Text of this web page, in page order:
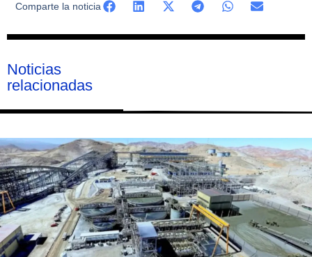
Comparte la noticia
Noticias
relacionadas
Página
Página
Página
Página
Página